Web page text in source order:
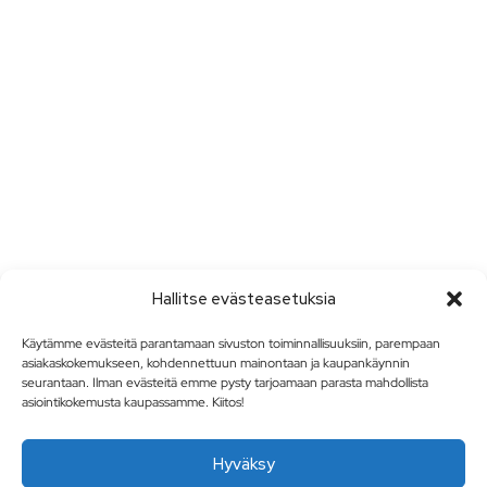
Hallitse evästeasetuksia
Käytämme evästeitä parantamaan sivuston toiminnallisuuksiin, parempaan
asiakaskokemukseen, kohdennettuun mainontaan ja kaupankäynnin
seurantaan. Ilman evästeitä emme pysty tarjoamaan parasta mahdollista
asiointikokemusta kaupassamme. Kiitos!
Hyväksy